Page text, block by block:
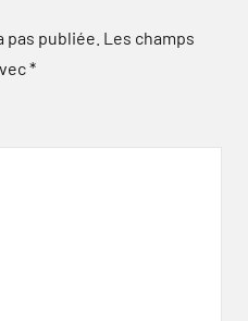
publiée. Les champs
*